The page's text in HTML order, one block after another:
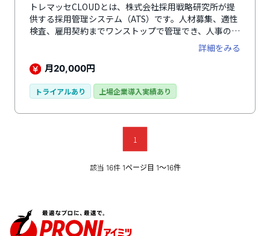
トレマッセCLOUDとは、株式会社採用戦略研究所が提
供する採用管理システム（ATS）です。人材募集、適性
検査、雇用契約までワンストップで管理でき、人事の業
務効率化・均一化が可能です。求職者を集めるための自
社採用サイトを簡単に作成でき、大手求人検索エンジン
に一括掲載し多くの求職者にPRが可能です。求職者を
性人材の採用など、自社にマッチする最適な人材の獲得
書、機密保持契約書（NDA）など、採用～入社手続きに
いたるまでがこのシステム一つで行えるようになりま
す。ほかにも採用管理システム機能を持ち合わせてお
り、採用新着管理や従業員管理が行えます。部分的に切
り取って「採用サイト構築」のみの導入もできるのが特
詳細をみる
月20,000円
トライアルあり 上場企業導入実績あり
1
該当 16件 1ページ目 1〜16件